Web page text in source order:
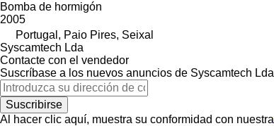
Bomba de hormigón
2005
Portugal, Paio Pires, Seixal
Syscamtech Lda
Contacte con el vendedor
Suscríbase a los nuevos anuncios de Syscamtech Lda
Suscribirse
Al hacer clic aquí, muestra su conformidad con nuestra